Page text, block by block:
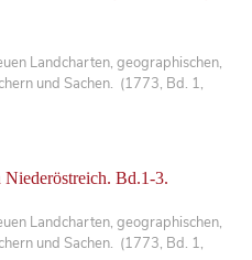
Landcharten, geographischen,
und Sachen. (1773, Bd. 1,
Bd.1-3.
Landcharten, geographischen,
und Sachen. (1773, Bd. 1,